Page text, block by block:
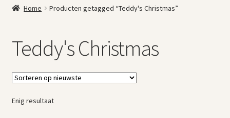
Blikken
Keukenspullen
Kleine meubelen
Muurdecoratie
Woonaccessoires
Home Producten getagged “Teddy's Christmas”
Teddy's Christmas
Enig resultaat